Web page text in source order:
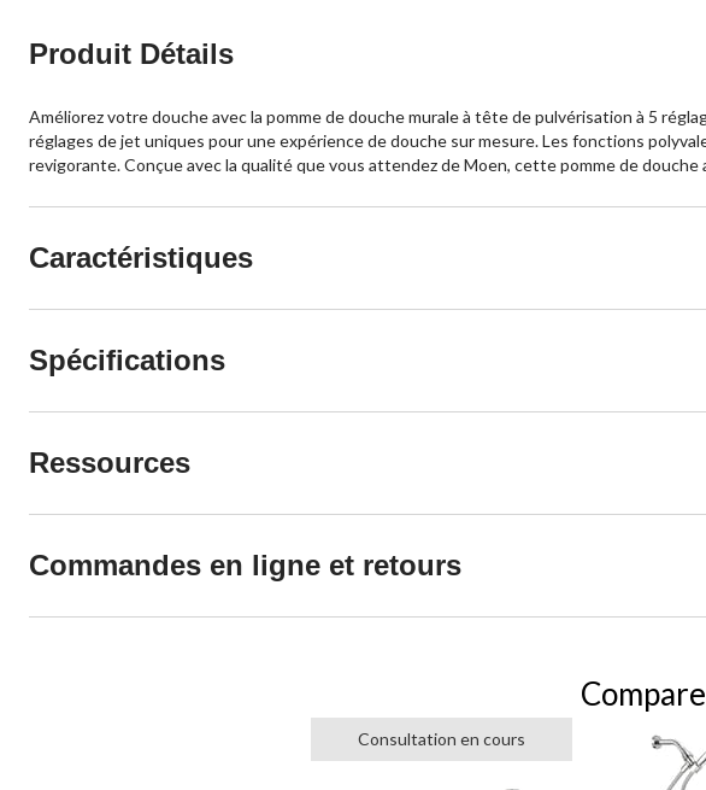
Produit Détails
Améliorez votre douche avec la pomme de douche murale à tête de pulvérisation à 5
réglages de jet uniques pour une expérience de douche sur mesure. Les fonctions
revigorante. Conçue avec la qualité que vous attendez de Moen, cette pomme de
Caractéristiques
Spécifications
Ressources
Commandes en ligne et retours
Consultation en cours